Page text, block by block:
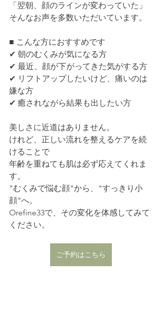
「翌朝、顔のラインが変わっていた」
そんなお声を多数いただいています。
■ こんな方におすすめです
✔ 朝のむくみが気になる方
✔ 最近、顔が下がってきた気がする方
✔ リフトアップしたいけど、痛いのは
嫌な方
✔ 癒されながら結果も出したい方
美しさに近道はありません。
けれど、正しい流れを整えるケアを続
けることで
年齢を重ねても肌は必ず応えてくれま
す。
"むくみで悩む顔"から、"すっきり小
顔"へ。
Orefine33で、その変化を体感してみて
ください。
ご予約はこちら